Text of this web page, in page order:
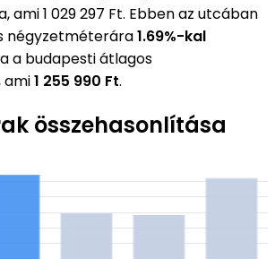
ami 1 029 297 Ft. Ebben az utcában
négyzetméterára1.69%-kal
a budapesti átlagos
ami1 255 990 Ft.
összehasonlítása